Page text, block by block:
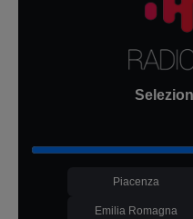
Piacenza
Emilia Romagna